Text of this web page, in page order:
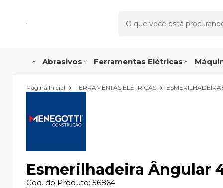
Abrasivos Ferramentas Elétricas
Página Inicial FERRAMENTAS ELÉTRICAS
Esmerilhadeira Ângular
Cod. do Produto: 56864